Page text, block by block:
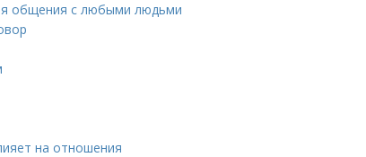
общения с любыми людьми
на отношения